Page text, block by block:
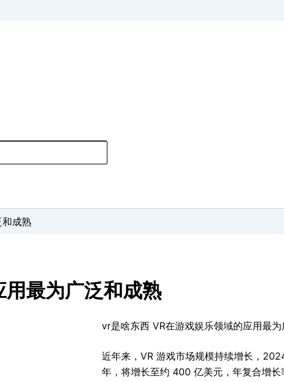
和成熟
最为广泛和成熟
vr是啥东西 VR在游戏娱乐领域的应用最为
近年来，VR 游戏市场规模持续增长，
年，将增长至约 400 亿美元，年复合增长